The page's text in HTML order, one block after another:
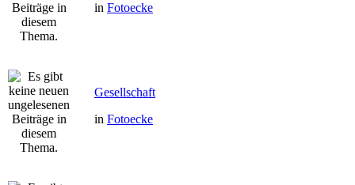
in Fotoecke
Gesellschaft
in Fotoecke